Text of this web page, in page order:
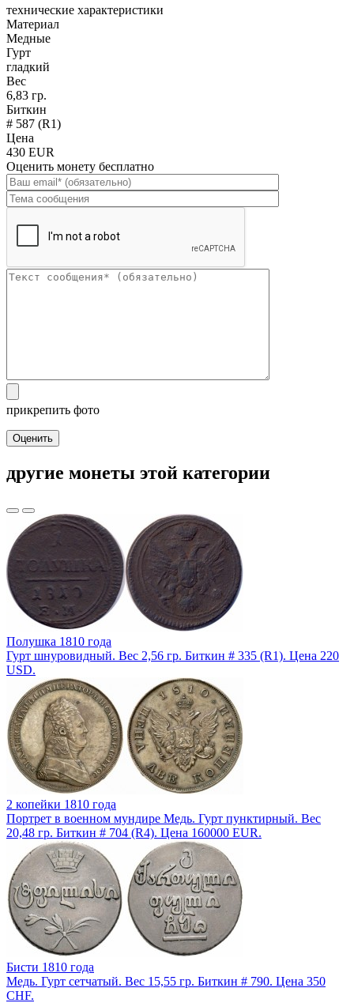
технические характеристики
Материал
Медные
Гурт
гладкий
Вес
6,83 гр.
Биткин
# 587 (R1)
Цена
430 EUR
Оценить монету бесплатно
прикрепить фото
Оценить
другие монеты этой категории
Полушка 1810 года
Гурт шнуровидный. Вес 2,56 гр. Биткин # 335 (R1). Цена 220
USD.
2 копейки 1810 года
Портрет в военном мундире Медь. Гурт пунктирный. Вес
20,48 гр. Биткин # 704 (R4). Цена 160000 EUR.
Бисти 1810 года
Медь. Гурт сетчатый. Вес 15,55 гр. Биткин # 790. Цена 350
CHF.